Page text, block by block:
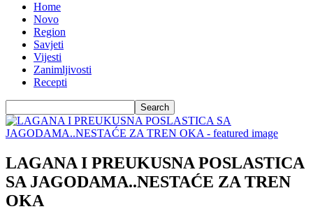
Home
Novo
Region
Savjeti
Vijesti
Zanimljivosti
Recepti
LAGANA I PREUKUSNA POSLASTICA
SA JAGODAMA..NESTAĆE ZA TREN
OKA